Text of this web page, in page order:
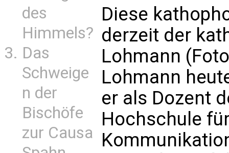
des
Himmels?
Das
Schweige
n der
Bischöfe
zur Causa
Diese
derzeit der
Lohmann
Lohmann
er als Dozent
Hochschule